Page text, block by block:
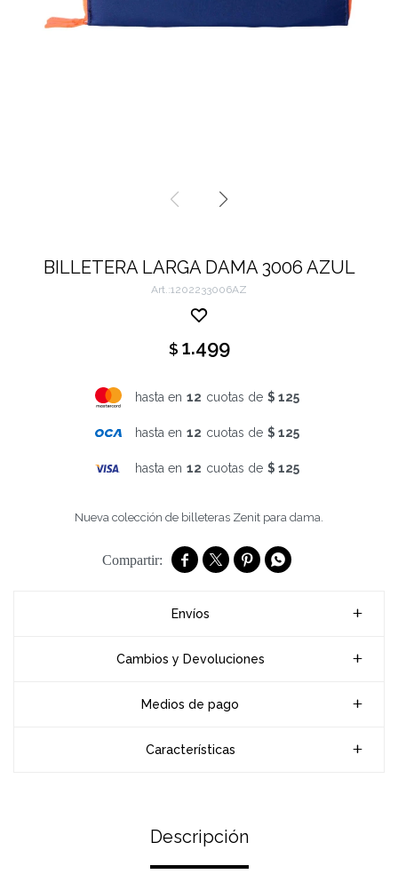
BILLETERA LARGA DAMA 3006 AZUL
1202233006AZ
$ 1.499
hasta en 12 cuotas de $ 125
hasta en 12 cuotas de $ 125
hasta en 12 cuotas de $ 125
Nueva colección de billeteras Zenit para dama.
   
Envíos
Cambios y Devoluciones
Medios de pago
Características
Descripción